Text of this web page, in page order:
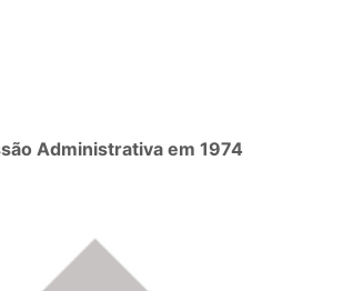
Administrativa em 1974